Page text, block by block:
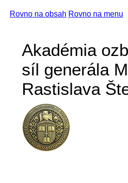
Rovno na obsah Rovno na menu
Akadémia
síl generála
Rastislava